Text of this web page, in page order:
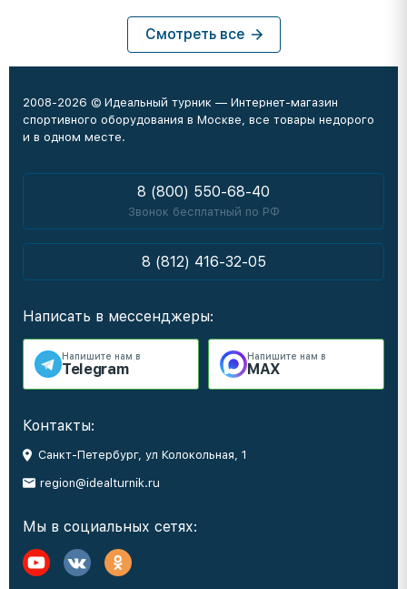
Смотреть все
2008-2026 © Идеальный турник — Интернет-магазин
спортивного оборудования в Москве, все товары недорого
и в одном месте.
8 (800) 550-68-40
Звонок бесплатный по РФ
8 (812) 416-32-05
Написать в мессенджеры:
Напишите нам в
Telegram
Напишите нам в
MAX
Контакты:
Санкт-Петербург, ул Колокольная, 1
region@idealturnik.ru
Мы в социальных сетях: